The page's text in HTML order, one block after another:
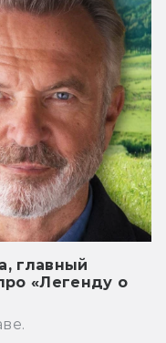
главный
«Легенду о